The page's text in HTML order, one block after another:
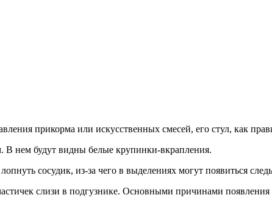
прикорма или искусственных смесей, его стул, как
нем будут видны белые крупинки-вкрапления.
сосудик, из-за чего в выделениях могут появиться
слизи в подгузнике. Основными причинами